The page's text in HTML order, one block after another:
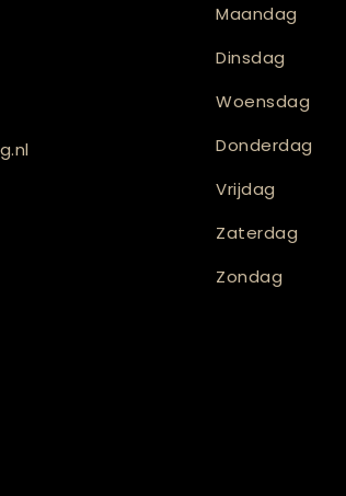
Maandag
Dinsdag
Woensdag
Donderdag
Vrijdag
Zaterdag
Zondag